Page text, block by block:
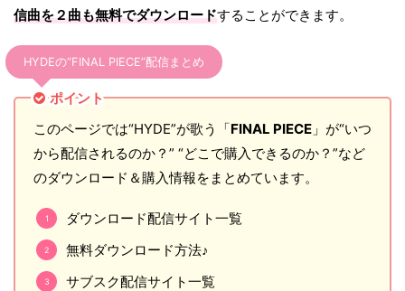
信曲を２曲も無料でダウンロードすることができます。
HYDEの“FINAL PIECE”配信まとめ
ポイント
このページでは“HYDE”が歌う「FINAL PIECE 」が“いつ
から配信されるのか？” “どこで購入できるのか？”など
のダウンロード＆購入情報をまとめています。
ダウンロード配信サイト一覧
無料ダウンロード方法♪
サブスク配信サイト一覧